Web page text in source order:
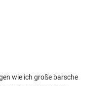
wie ich große barsche